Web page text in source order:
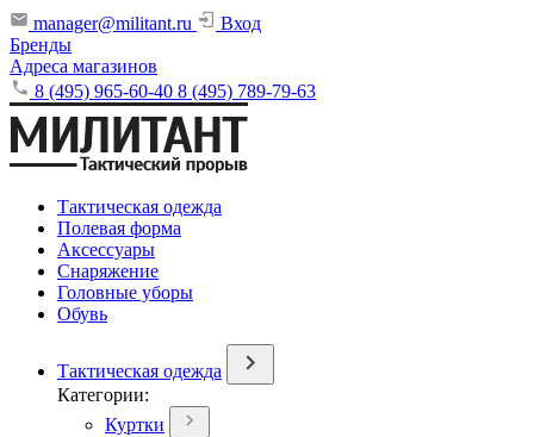
manager@militant.ru
Вход
Бренды
Адреса магазинов
8 (495) 965-60-40 8 (495) 789-79-63
Тактическая одежда
Полевая форма
Аксессуары
Снаряжение
Головные уборы
Обувь
Тактическая одежда
Категории:
Куртки